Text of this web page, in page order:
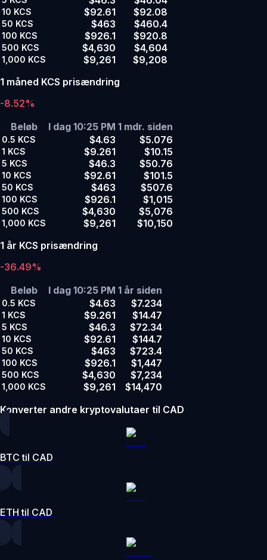
10 KCS $92.61 $92.08
50 KCS $463 $460.4
100 KCS $926.1 $920.8
500 KCS $4,630 $4,604
1,000 KCS $9,261
$9,208
1 måned KCS prisændring
-8.52%
Beløb
I dag 10:25 PM 1 mdr. siden
0.5 KCS $4.63 $5.076
1 KCS $9.261 $10.15
5 KCS $46.3 $50.76
10 KCS $92.61 $101.5
50 KCS $463 $507.6
100 KCS $926.1 $1,015
500 KCS $4,630 $5,076
1,000 KCS $9,261
$10,150
1 år KCS prisændring
-36.49%
Beløb
I dag 10:25 PM 1 år siden
0.5 KCS $4.63 $7.234
1 KCS $9.261 $14.47
5 KCS $46.3 $72.34
10 KCS $92.61 $144.7
50 KCS $463 $723.4
100 KCS $926.1 $1,447
500 KCS $4,630 $7,234
1,000 KCS $9,261
$14,470
Konverter andre kryptovalutaer til CAD
BTC til CAD
ETH til CAD